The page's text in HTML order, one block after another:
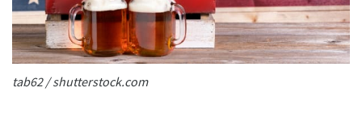
tab62 / shutterstock.com